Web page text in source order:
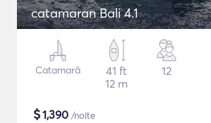
catamaran Bali 4.1
Catamarã
41 ft
12 m
12
$1,390 /noite